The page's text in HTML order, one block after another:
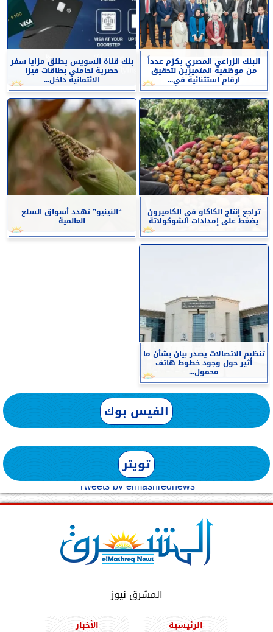
البنك الزراعي المصري يكرّم عدداً
من موظفيه المتميزين لتحقيق
ارقام استثنائية في...
بنك قناة السويس يطلق مزايا سفر
حصرية لحاملي بطاقات فيزا
الائتمانية داخل...
تراجع إنتاج الكاكاو في الكاميرون
يضغط على إمدادات الشوكولاتة
“النينيو” تهدد أسواق السلع
العالمية
تنظيم الاتصالات يصدر بيان بشأن ما
أثير حول وجود خطوط هاتف
محمول...
الفيس بوك
تويتر
Tweets by elmashreqnews
المشرق نيوز
الرئيسية الأخبار